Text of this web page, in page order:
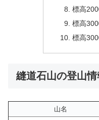
標高
標高
標高
縫道石山の登山情
山名